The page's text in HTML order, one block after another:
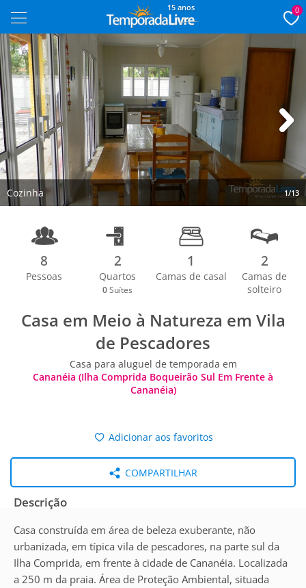
15 anos 0
Cozinha 1/13
Next
8
Pessoas
2
Quartos
0 Suítes
1
Camas de casal
2
Camas de
solteiro
Casa em Meio à Natureza em Vila
de Pescadores
Casa para aluguel de temporada em
Cananéia (Ilha Comprida Boqueirão Sul Em Frente à
Cananéia)
Adicionar aos favoritos
COMPARTILHAR
Descrição
Casa construída em área de beleza exuberante, não
urbanizada, em típica vila de pescadores, na parte sul da
Ilha Comprida, em frente à cidade de Cananéia. Localizada
a 250 m da praia. Área de Proteção Ambiental, situada